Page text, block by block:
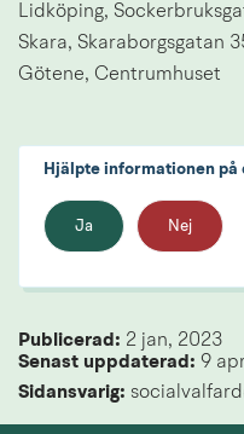
Lidköping,
Skara, Skaraborgsgatan
Götene, Centrumhuset
Hjälpte informationen på
Ja Nej
Publicerad: 2 jan, 2023
Senast uppdaterad: 9
Sidansvarig: